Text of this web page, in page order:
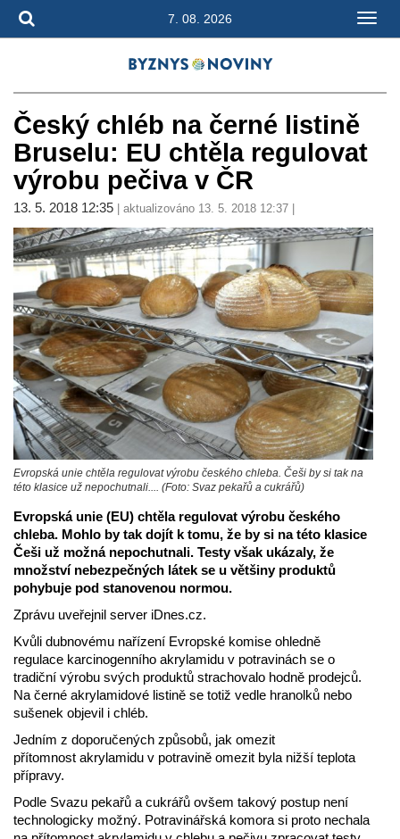
7. 08. 2026
Český chléb na černé listině
Bruselu: EU chtěla regulovat
výrobu pečiva v ČR
13. 5. 2018 12:35 | aktualizováno 13. 5. 2018 12:37 |
Evropská unie chtěla regulovat výrobu českého chleba. Češi by si tak na
této klasice už nepochutnali.... (Foto: Svaz pekařů a cukrářů)
Evropská unie (EU) chtěla regulovat výrobu českého
chleba. Mohlo by tak dojít k tomu, že by si na této klasice
Češi už možná nepochutnali. Testy však ukázaly, že
množství nebezpečných látek se u většiny produktů
pohybuje pod stanovenou normou.
Zprávu uveřejnil server iDnes.cz.
Kvůli dubnovému nařízení Evropské komise ohledně
regulace karcinogenního akrylamidu v potravinách se o
tradiční výrobu svých produktů strachovalo hodně prodejců.
Na černé akrylamidové listině se totiž vedle hranolků nebo
sušenek objevil i chléb.
Jedním z doporučených způsobů, jak omezit
přítomnost akrylamidu v potravině omezit byla nižší teplota
přípravy.
Podle Svazu pekařů a cukrářů ovšem takový postup není
technologicky možný. Potravinářská komora si proto nechala